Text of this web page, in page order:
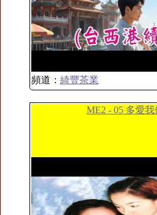
頻道： 綺豐茶業
ME2 - 05 多愛